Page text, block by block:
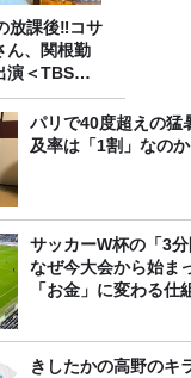
放課後‼コサ
ん、関根勤
演＜TBSラ
らのご報告
パリで40度超えの
及率は「1割」なのか
サッカーW杯の「3分
なぜ今大会から始
「お金」に変わる仕
きしたかの高野のキ